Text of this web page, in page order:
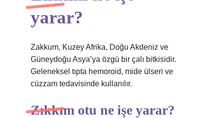
yarar?
Zakkum, Kuzey Afrika, Doğu Akdeniz ve
Güneydoğu Asya’ya özgü bir çalı bitkisidir.
Geleneksel tıpta hemoroid, mide ülseri ve
cüzzam tedavisinde kullanılır.
Zıkkım otu ne işe yarar?